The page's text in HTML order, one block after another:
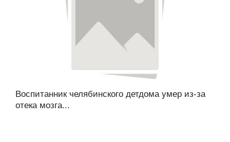
Воспитанник челябинского детдома умер из-за
отека мозга...